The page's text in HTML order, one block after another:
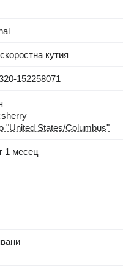
кутия
152258071
"United States/Columbus"
1 месец